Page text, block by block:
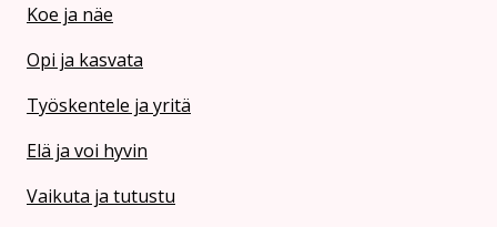
Koe ja näe
Opi ja kasvata
Työskentele ja yritä
Elä ja voi hyvin
Vaikuta ja tutustu